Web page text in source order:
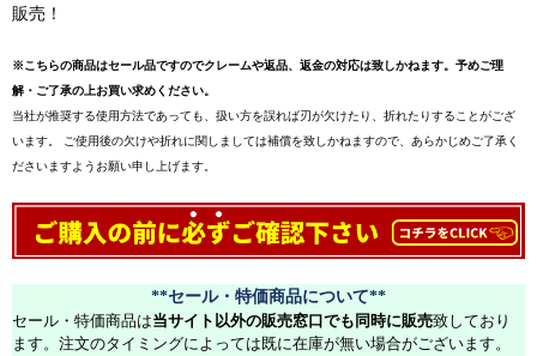
販売！
※こちらの商品はセール品ですのでクレームや返品、返金の対応は致しかねます。予めご理
解・ご了承の上お買い求めください。
当社が推奨する使用方法であっても、扱い方を誤れば刃が欠けたり、折れたりすることがござ
います。 ご使用後の欠けや折れに関しましては補償を致しかねますので、あらかじめご了承く
ださいますようお願い申し上げます。
**セール・特価商品について**
セール・特価商品は当サイト以外の販売窓口でも同時に販売致しており
ます。注文のタイミングによっては既に在庫が無い場合がございます。